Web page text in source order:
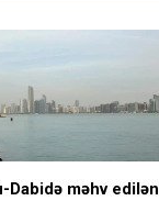
Dabidə məhv edilən